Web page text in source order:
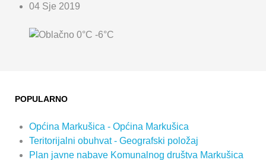
04 Sje 2019
0°C -6°C
POPULARNO
Općina Markušica - Općina Markušica
Teritorijalni obuhvat - Geografski položaj
Plan javne nabave Komunalnog društva Markušica